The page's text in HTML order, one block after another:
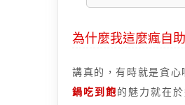
為什麼我這麼瘋自
講真的，有時就是貪
鍋吃到飽的魅力就在